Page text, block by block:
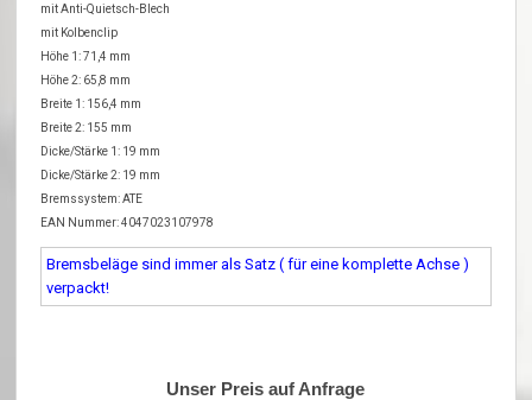
mit Anti-Quietsch-Blech
mit Kolbenclip
Höhe 1: 71,4 mm
Höhe 2: 65,8 mm
Breite 1: 156,4 mm
Breite 2: 155 mm
Dicke/Stärke 1: 19 mm
Dicke/Stärke 2: 19 mm
Bremssystem: ATE
EAN Nummer: 4047023107978
Bremsbeläge sind immer als Satz ( für eine komplette Achse )
verpackt!
Unser Preis auf Anfrage